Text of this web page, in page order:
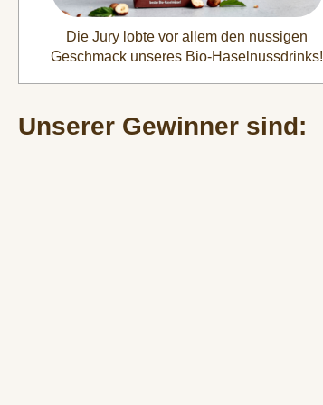
Die Jury lobte vor allem den nussigen
Geschmack unseres Bio-Haselnussdrinks!
Unserer Gewinner sind: